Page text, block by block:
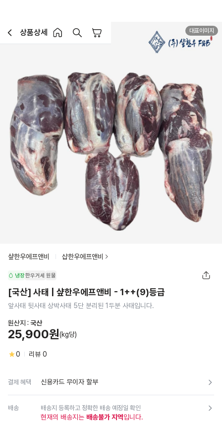
이전페이지로 이동
상품상세
홈 버튼홈 장바구니
대표이미지
샾한우에프앤비 샵한우에프앤비
냉장한우거세 원물
[국산] 사태 | 샾한우에프앤비 - 1++(9)등급
앞사태 뒷사태 상박사태 5단 분리된 1두분 사태입니다.
원산지 : 국산
25,900원(kg당)
0 리뷰 0
결제 혜택 신용카드 무이자 할부
배송 배송지 등록하고 정확한 배송 예정일 확인
현재의 배송지는 배송불가 지역입니다.